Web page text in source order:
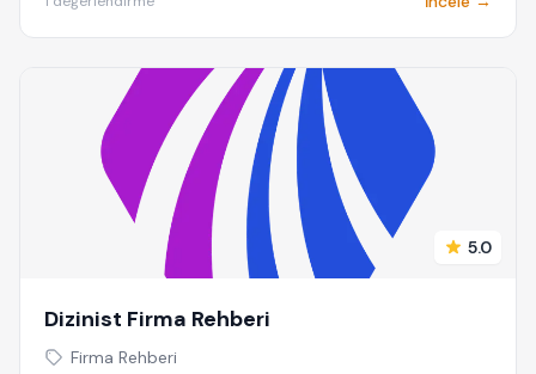
5.0
Dizinist Firma Rehberi
Firma Rehberi